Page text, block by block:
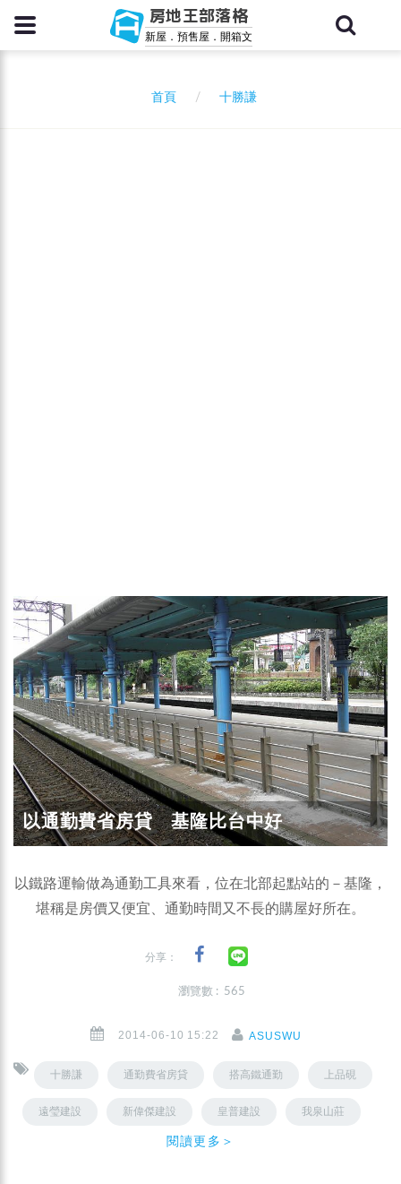
房地王部落格
新屋．預售屋．開箱文
首頁 十勝謙
以通勤費省房貸 基隆比台中好
以鐵路運輸做為通勤工具來看，位在北部起點站的－基隆，
堪稱是房價又便宜、通勤時間又不長的購屋好所在。
分享：
瀏覽數 : 565
2014-06-10 15:22 ASUSWU
十勝謙 通勤費省房貸 搭高鐵通勤 上品硯
遠瑩建設 新偉傑建設 皇普建設 我泉山莊
閱讀更多＞